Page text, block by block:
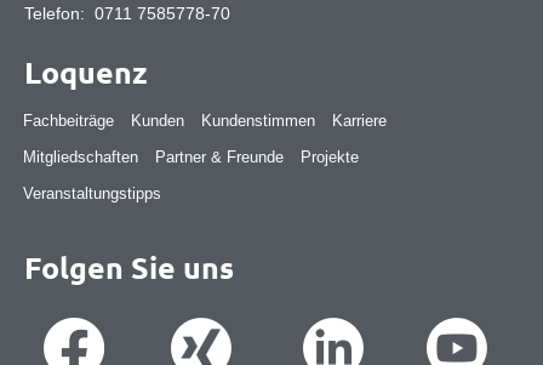
Telefon: 0711 7585778-70
Loquenz
Fachbeiträge Kunden Kundenstimmen
Karriere
Mitgliedschaften
Partner & Freunde
Projekte
Veranstaltungstipps
Folgen Sie uns